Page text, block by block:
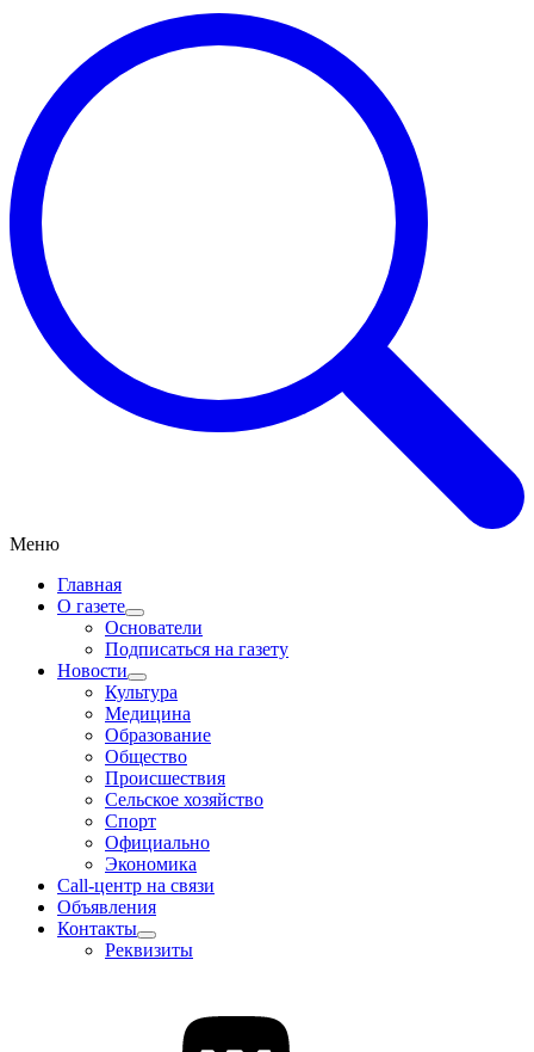
Меню
Главная
О газете
Основатели
Подписаться на газету
Новости
Культура
Медицина
Образование
Общество
Происшествия
Сельское хозяйство
Спорт
Официально
Экономика
Call-центр на связи
Объявления
Контакты
Реквизиты